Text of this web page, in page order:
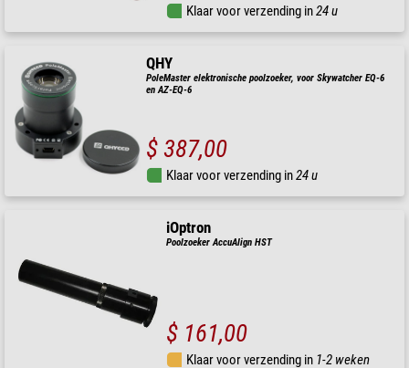
Klaar voor verzending in24 u
QHY
PoleMaster elektronische poolzoeker, voor Skywatcher EQ-6
en AZ-EQ-6
$ 387,00
Klaar voor verzending in24 u
iOptron
Poolzoeker AccuAlign HST
$ 161,00
Klaar voor verzending in 1-2 weken